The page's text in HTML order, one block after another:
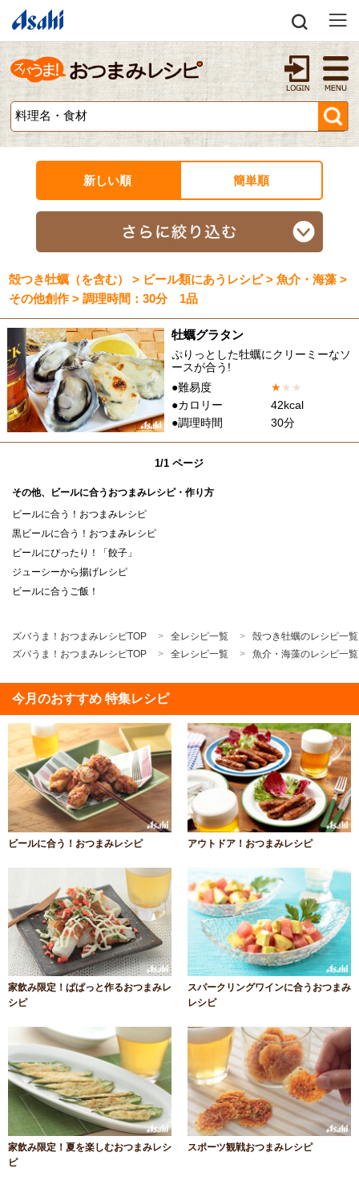
新しい順 簡単順
殻つき牡蠣（を含む） > ビール類にあうレシピ > 魚介・海藻 >
その他創作 > 調理時間：30分 1品
牡蠣グラタン
ぷりっとした牡蠣にクリーミーなソ
ースが合う!
●難易度
★★ ★
●カロリー
42kcal
●調理時間
30分
1/1 ページ
その他、ビールに合うおつまみレシピ・作り方
ビールに合う！おつまみレシピ
黒ビールに合う！おつまみレシピ
ビールにぴったり！「餃子」
ジューシーから揚げレシピ
ビールに合うご飯！
ズバうま！おつまみレシピTOP 全レシピ一覧
殻つき牡蠣のレシピ一覧
ズバうま！おつまみレシピTOP
全レシピ一覧 魚介・海藻のレシピ一覧
今月のおすすめ 特集レシピ
ビールに合う！おつまみレシピ アウトドア！おつまみレシピ
家飲み限定！ぱぱっと作るおつまみレ
シピ
スパークリングワインに合うおつまみ
レシピ
家飲み限定！夏を楽しむおつまみレシ
ピ
スポーツ観戦おつまみレシピ